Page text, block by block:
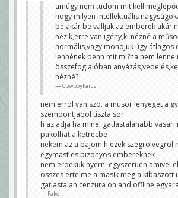
amúgy nem tudom mit kell
hogy milyen intellektuális
be,akár be vallják az emberek akár
nézik,erre van igény,ki nézné a
normális,vagy mondjuk úgy átlagos
lennének benn mit mi?ha nem lenne
összefoglalóban
nézné?
Cowboykarcsi
nem errol van szo. a musor lenyeget a
szempontjabol tiszta sor
h az adja ha minel gatlastalanabb vasari
pakolhat a ketrecbe
nekem az a bajom h ezek szegrolvegrol
egymast es bizonyos embereknek
nem erdekuk nyerni egyszeruen amivel
osszes ertelme a masik meg a kibaszott
gatlastalan cenzura on and offline
Fake